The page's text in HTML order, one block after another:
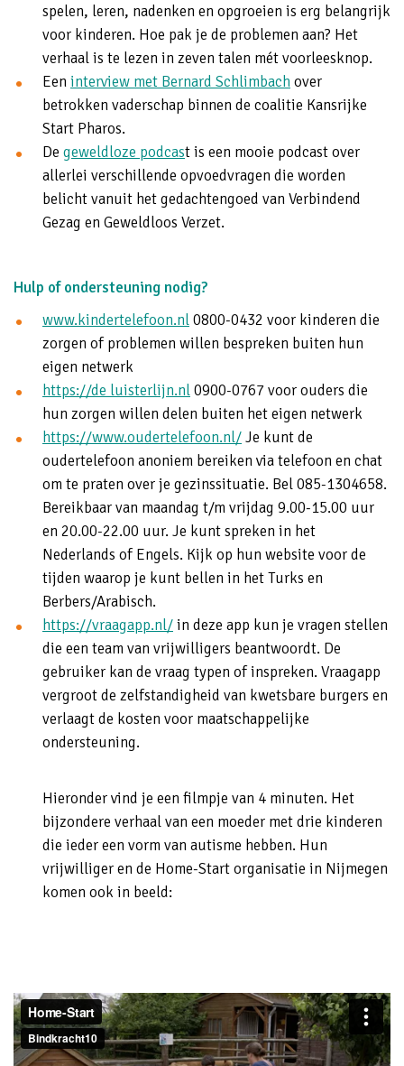
spelen, leren, nadenken en opgroeien is erg belangrijk
voor kinderen. Hoe pak je de problemen aan? Het
verhaal is te lezen in zeven talen mét voorleesknop.
Eeninterview met Bernard Schlimbachover
betrokken vaderschap binnen de coalitie Kansrijke
Start Pharos.
De geweldloze podcast is een mooie podcast over
allerlei verschillende opvoedvragen die worden
belicht vanuit het gedachtengoed van Verbindend
Gezag en Geweldloos Verzet.
Hulp of ondersteuning nodig?
www.kindertelefoon.nl0800-0432 voor kinderen die
zorgen of problemen willen bespreken buiten hun
eigen netwerk
https://de luisterlijn.nl0900-0767 voor ouders die
hun zorgen willen delen buiten het eigen netwerk
https://www.oudertelefoon.nl/Je kunt de
oudertelefoon anoniem bereiken via telefoon en chat
om te praten over je gezinssituatie. Bel 085-1304658.
Bereikbaar van maandag t/m vrijdag 9.00-15.00 uur
en 20.00-22.00 uur. Je kunt spreken in het
Nederlands of Engels. Kijk op hun website voor de
tijden waarop je kunt bellen in het Turks en
Berbers/Arabisch.
https://vraagapp.nl/in deze app kun je vragen stellen
die een team van vrijwilligers beantwoordt. De
gebruiker kan de vraag typen of inspreken. Vraagapp
vergroot de zelfstandigheid van kwetsbare burgers en
verlaagt de kosten voor maatschappelijke
ondersteuning.
Hieronder vind je een filmpje van 4 minuten. Het
bijzondere verhaal van een moeder met drie kinderen
die ieder een vorm van autisme hebben. Hun
vrijwilliger en de Home-Start organisatie in Nijmegen
komen ook in beeld: